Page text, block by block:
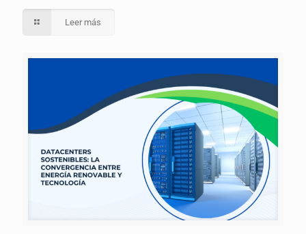
Leer más